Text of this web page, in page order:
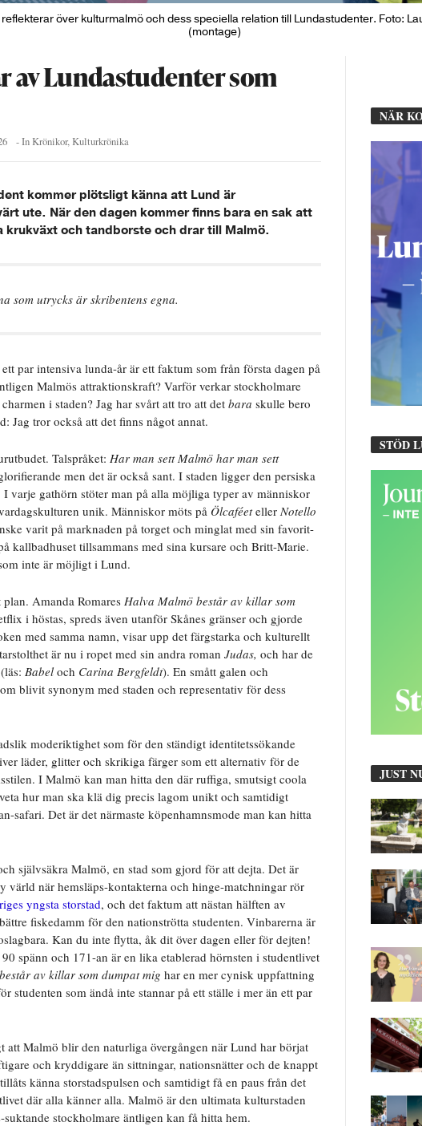
över kulturmalmö och dess speciella relation till Lundastudenter. Foto:
(montage)
av Lundastudenter som
- In Krönikor, Kulturkrönika
kommer plötsligt känna att Lund är
ute. När den dagen kommer finns bara en sak att
krukväxt och tandborste och drar till Malmö.
som utrycks är skribentens egna.
par intensiva lunda-år är ett faktum som från första dagen på
Malmös attraktionskraft? Varför verkar stockholmare
i staden? Jag har svårt att tro att det bara skulle bero
Jag tror också att det finns något annat.
Talspråket: Har man sett Malmö har man sett
men det är också sant. I staden ligger den persiska
varje gathörn stöter man på alla möjliga typer av människor
unik. Människor möts på Ölcaféeteller Notello
varit på marknaden på torget och minglat med sin favorit-
kallbadhuset tillsammans med sina kursare och Britt-Marie.
inte är möjligt i Lund.
Amanda Romares Halva Malmö består av killar som
i höstas, spreds även utanför Skånes gränser och gjorde
med samma namn, visar upp det färgstarka och kulturellt
är nu i ropet med sin andra roman Judas, och har de
Babel och Carina Bergfeldt). En smått galen och
blivit synonym med staden och representativ för dess
moderiktighet som för den ständigt identitetssökande
läder, glitter och skrikiga färger som ett alternativ för de
I Malmö kan man hitta den där ruffiga, smutsigt coola
hur man ska klä dig precis lagom unikt och samtidigt
safari. Det är det närmaste köpenhamnsmode man kan hitta
självsäkra Malmö, en stad som gjord för att dejta. Det är
värld när hemsläps-kontakterna och hinge-matchningar rör
yngsta storstad, och det faktum att nästan hälften av
fiskedamm för den nationströtta studenten. Vinbarerna är
Kan du inte flytta, åk dit över dagen eller för dejten!
spänn och 171-an är en lika etablerad hörnsten i studentlivet
av killar som dumpat mig har en mer cynisk uppfattning
studenten som ändå inte stannar på ett ställe i mer än ett par
att Malmö blir den naturliga övergången när Lund har börjat
och kryddigare än sittningar, nationsnätter och de knappt
känna storstadspulsen och samtidigt få en paus från det
där alla känner alla. Malmö är den ultimata kulturstaden
stockholmare äntligen kan få hitta hem.
NÄR
STÖD
JUST